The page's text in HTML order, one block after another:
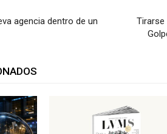
agencia dentro de un
Tirarse